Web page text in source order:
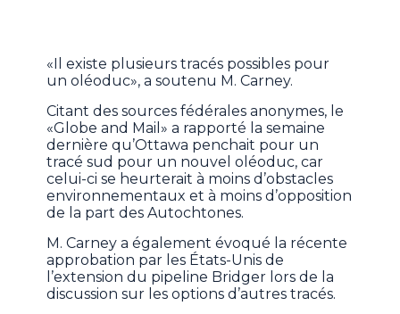
«Il existe plusieurs tracés possibles pour
un oléoduc», a soutenu M. Carney.
Citant des sources fédérales anonymes, le
«Globe and Mail» a rapporté la semaine
dernière qu’Ottawa penchait pour un
tracé sud pour un nouvel oléoduc, car
celui-ci se heurterait à moins d’obstacles
environnementaux et à moins d’opposition
de la part des Autochtones.
M. Carney a également évoqué la récente
approbation par les États-Unis de
l’extension du pipeline Bridger lors de la
discussion sur les options d’autres tracés.